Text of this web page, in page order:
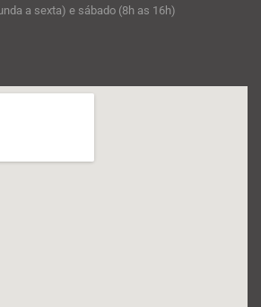
a sexta) e sábado (8h as 16h)